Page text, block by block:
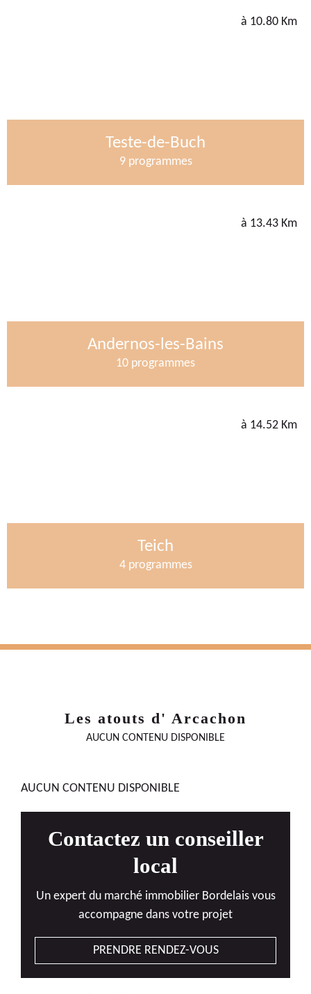
à 10.80 Km
Teste-de-Buch
9 programmes
à 13.43 Km
Andernos-les-Bains
10 programmes
à 14.52 Km
Teich
4 programmes
Les atouts d' Arcachon
AUCUN CONTENU DISPONIBLE
AUCUN CONTENU DISPONIBLE
Contactez un conseiller
local
Un expert du marché immobilier Bordelais vous
accompagne dans votre projet
PRENDRE RENDEZ-VOUS